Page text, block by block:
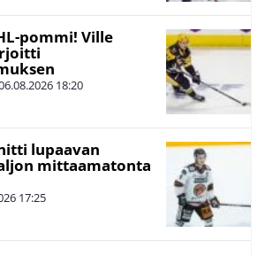
pommi! Ville
18:20
lupaavan
mittaamatonta
17:25